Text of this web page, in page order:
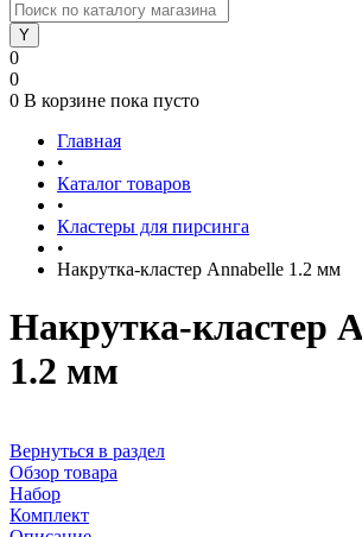
0
0
0 В корзине пока пусто
Главная
•
Каталог товаров
•
Кластеры для пирсинга
•
Накрутка-кластер Annabelle 1.2 мм
Накрутка-кластер
1.2 мм
Вернуться в раздел
Обзор товара
Набор
Комплект